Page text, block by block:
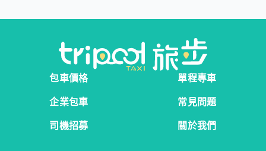
包車價格
單程專車
企業包車
常見問題
司機招募
關於我們